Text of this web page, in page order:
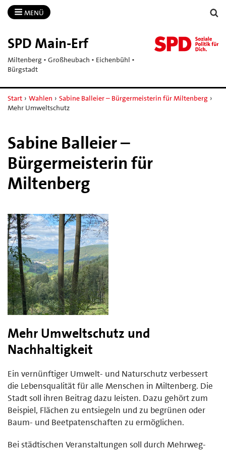
MENÜ
SPD Main-​Erf
Miltenberg • Großheubach • Eichenbühl •
Bürgstadt
Start › Wahlen › Sabine Balleier – Bürgermeisterin für Miltenberg ›
Mehr Umweltschutz
Sabine Balleier –
Bürgermeisterin für
Miltenberg
Mehr Umweltschutz und
Nachhaltigkeit
Ein vernünftiger Umwelt- und Naturschutz verbessert
die Lebensqualität für alle Menschen in Miltenberg. Die
Stadt soll ihren Beitrag dazu leisten. Dazu gehört zum
Beispiel, Flächen zu entsiegeln und zu begrünen oder
Baum- und Beetpatenschaften zu ermöglichen.
Bei städtischen Veranstaltungen soll durch Mehrweg-